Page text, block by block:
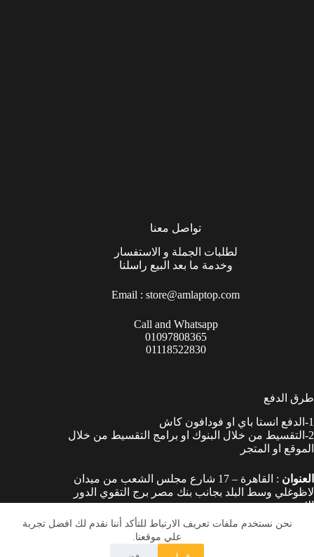
نحن نستخدم ملفات تعريف الارتباط للتأكد أننا نقدم لك افضل تجربة
علي موقعنا.
تواصل معنا
لطلبات الجملة و الاستفسار
وخدمة ما بعد البيع راسلنا
Email :store@amlaptop.com
Call and Whatsapp
01097808365
01118522830
طرق الدفع
1-الدفع انستا باي او فودافون كاش
2-التقسيط من خلال البنوك او برامج التقسيط من خلال
الموقع او المتجر
العنوان
: القاهرة – 17 شارع مجلس الشعب من ميدان
لاظوغلي وسط البلد بجانب بنك مصر برج التقوي الدور
الارضي.